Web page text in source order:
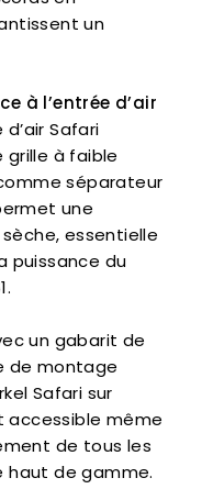
un
à l’entrée d’air
Safari
grille à faible
séparateur
une
essentielle
puissance du
un gabarit de
de montage
Safari sur
accessible même
de tous les
haut de gamme.